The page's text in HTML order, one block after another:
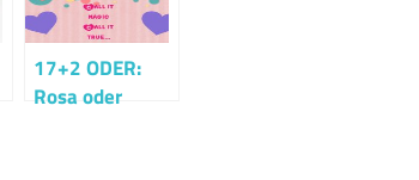
17+2 ODER:
Rosa oder